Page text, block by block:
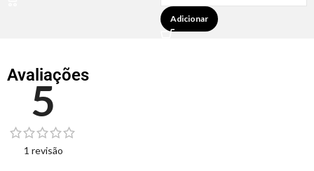
Adicionar
Avaliações
5
1 revisão